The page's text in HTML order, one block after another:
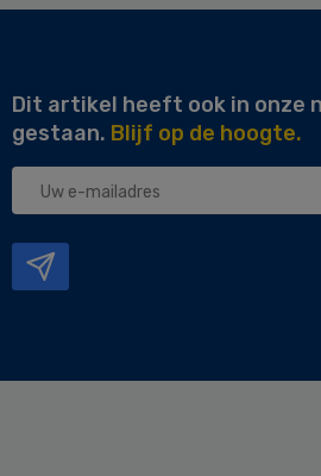
Dit artikel heeft ook in onze
gestaan. Blijf op de hoogte.
Uw